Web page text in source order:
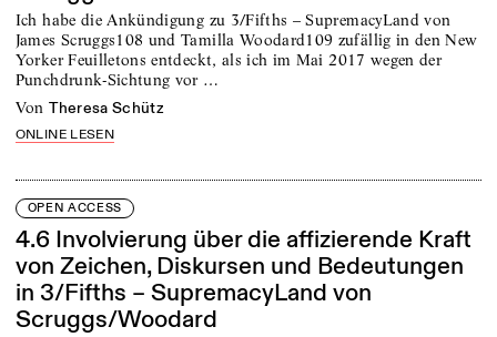
Ich habe die Ankündigung zu 3/Fifths – SupremacyLand von
James Scruggs108 und Tamilla Woodard109 zufällig in den New
Yorker Feuilletons entdeckt, als ich im Mai 2017 wegen der
Punchdrunk-Sichtung vor …
von Theresa Schütz
ONLINE LESEN
OPEN ACCESS
4.6 Involvierung über die affizierende Kraft
von Zeichen, Diskursen und Bedeutungen
in 3/Fifths – SupremacyLand von
Scruggs/Woodard